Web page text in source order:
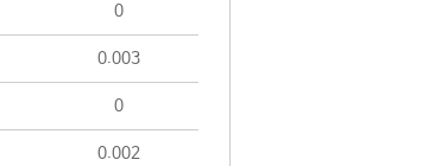
0
0.003
0
0.002